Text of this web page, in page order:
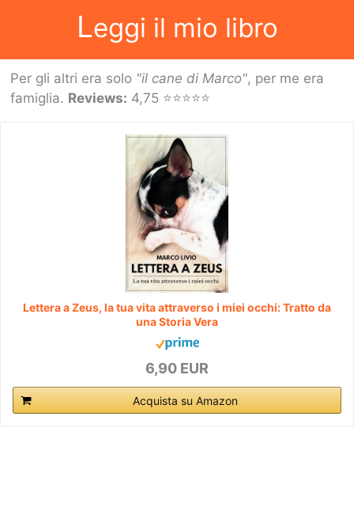
Leggi il mio libro
Per gli altri era solo "il cane di Marco", per me era
famiglia. Reviews: 4,75 ⭐⭐⭐⭐⭐
Lettera a Zeus, la tua vita attraverso i miei occhi: Tratto da
una Storia Vera
6,90 EUR
Acquista su Amazon